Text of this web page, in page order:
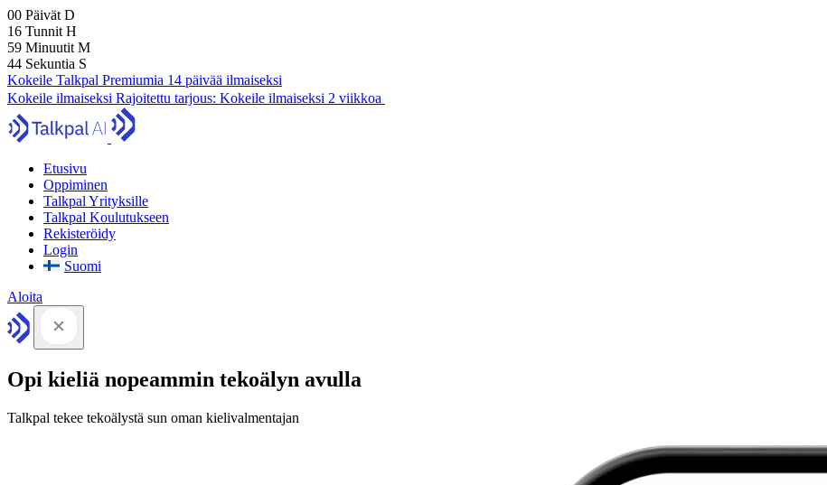
00 Päivät D
16 Tunnit H
59 Minuutit M
43 Sekuntia S
Kokeile Talkpal Premiumia 14 päivää ilmaiseksi
Kokeile ilmaiseksi Rajoitettu tarjous: Kokeile ilmaiseksi 2 viikkoa
Etusivu
Oppiminen
Talkpal Yrityksille
Talkpal Koulutukseen
Rekisteröidy
Login
Suomi
Aloita
Opi kieliä nopeammin tekoälyn avulla
Talkpal tekee tekoälystä sun oman kielivalmentajan